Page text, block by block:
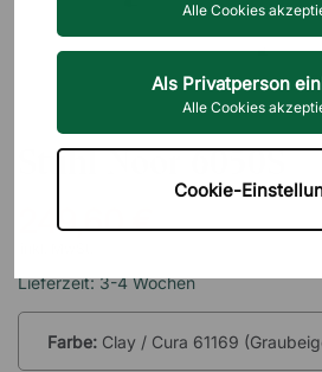
Alle Cookies
Als Privatperson
Alle Cookies
Cookie-
Stuhl Noor 6050S
249,60 €
Lieferzeit: 3-4 Wochen
Farbe: Clay / Cura 61169